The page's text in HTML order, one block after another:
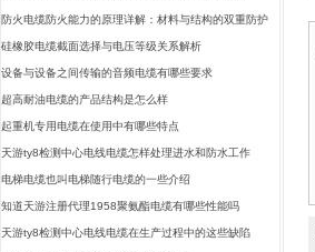
防火电缆防火能力的原理详解：材料与结构的双重防护
硅橡胶电缆截面选择与电压等级关系解析
设备与设备之间传输的音频电缆有哪些要求
超高耐油电缆的产品结构是怎么样
起重机专用电缆在使用中有哪些特点
天游ty8检测中心电线电缆怎样处理进水和防水工作
电梯电缆也叫电梯随行电缆的一些介绍
知道天游注册代理1958聚氨酯电缆有哪些性能吗
天游ty8检测中心电线电缆在生产过程中的这些缺陷